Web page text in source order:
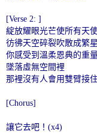
[Verse 2: ]
綻放耀眼光芒使所有天
彷彿天空碎裂吹散成繁星
你感受到溫柔恩典的重
墜落虛無空間裡
那裡沒有人會用雙臂接
[Chorus]
讓它去吧！(x4)